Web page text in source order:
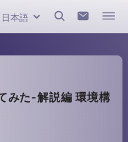
みた-解説編 環境構